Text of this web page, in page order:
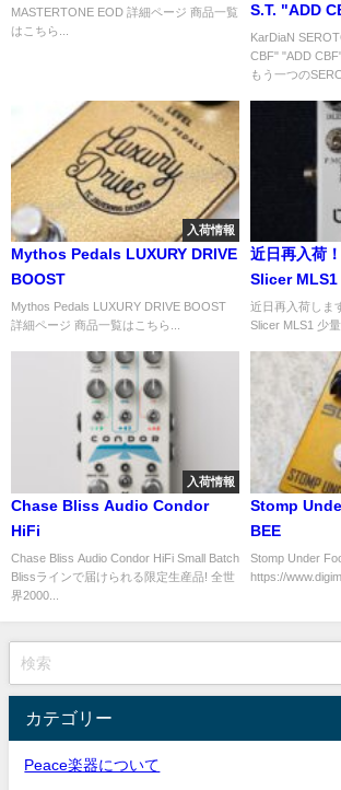
MASTERTONE EOD 詳細ページ 商品一覧
はこちら...
S.T. "ADD
KarDiaN
CBF" "ADD
もう一つの
入荷情報
Mythos Pedals LUXURY DRIVE
BOOST
Mythos Pedals LUXURY DRIVE BOOST
詳細ページ 商品一覧はこちら...
近日再入
Slicer MLS1
近日再入荷し
Slicer MLS1 少
入荷情報
Chase Bliss Audio Condor
HiFi
Chase Bliss Audio Condor HiFi Small Batch
Blissラインで届けられる限定生産品! 全世
界2000...
Stomp
BEE
Stomp Under
https://
カテゴリー
Peace楽器について